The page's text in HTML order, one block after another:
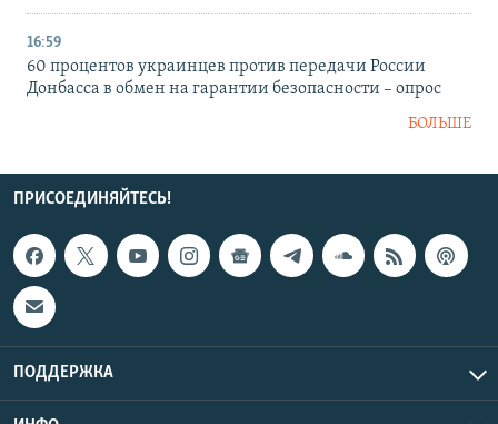
16:59
60 процентов украинцев против передачи России
Донбасса в обмен на гарантии безопасности – опрос
БОЛЬШЕ
ПРИСОЕДИНЯЙТЕСЬ!
ПОДДЕРЖКА